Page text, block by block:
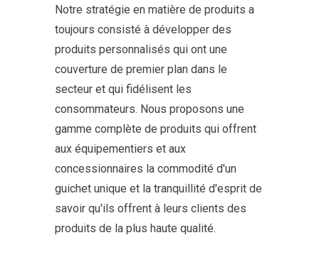
Notre stratégie en matière de produits a
toujours consisté à développer des
produits personnalisés qui ont une
couverture de premier plan dans le
secteur et qui fidélisent les
consommateurs. Nous proposons une
gamme complète de produits qui offrent
aux équipementiers et aux
concessionnaires la commodité d'un
guichet unique et la tranquillité d'esprit de
savoir qu'ils offrent à leurs clients des
produits de la plus haute qualité.